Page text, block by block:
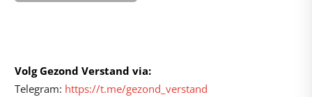
Volg Gezond Verstand via:
Telegram: https://t.me/gezond_verstand